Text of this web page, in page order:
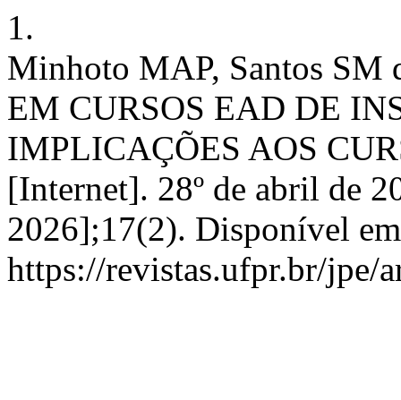
1.
Minhoto MAP, Santos
EM CURSOS EAD DE
IMPLICAÇÕES AOS
[Internet]. 28º de abril de
2026];17(2). Disponível
https://revistas.ufpr.br/jpe/